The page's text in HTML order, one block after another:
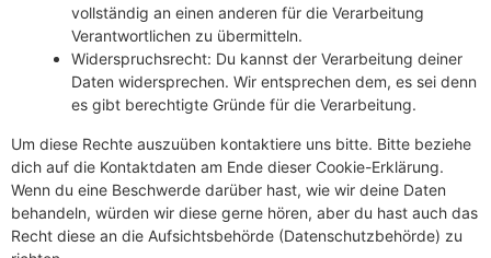
vollständig an einen anderen für die Verarbeitung
Verantwortlichen zu übermitteln.
Widerspruchsrecht: Du kannst der Verarbeitung deiner
Daten widersprechen. Wir entsprechen dem, es sei denn
es gibt berechtigte Gründe für die Verarbeitung.
Um diese Rechte auszuüben kontaktiere uns bitte. Bitte beziehe
dich auf die Kontaktdaten am Ende dieser Cookie-Erklärung.
Wenn du eine Beschwerde darüber hast, wie wir deine Daten
behandeln, würden wir diese gerne hören, aber du hast auch das
Recht diese an die Aufsichtsbehörde (Datenschutzbehörde) zu